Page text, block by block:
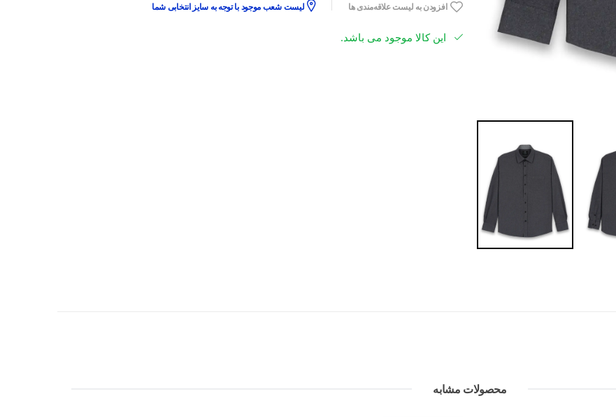
افزودن به لیست علاقه‌مندی ها لیست شعب موجود با توجه به سایز انتخابی شما
این کالا موجود می باشد.
محصولات مشابه